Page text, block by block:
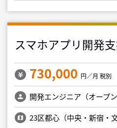
スマホアプリ開発
730,000 円／月 税別
開発エンジニア（オープン
23区都心（中央・新宿・